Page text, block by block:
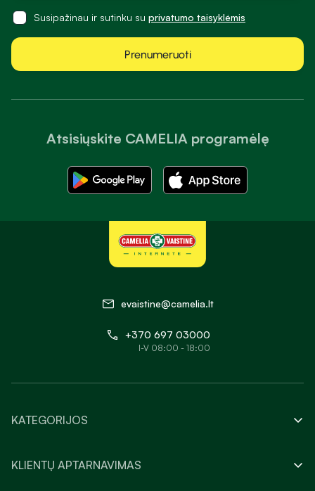
Atsisiųskite CAMELIA programėlę
Susipažinau ir sutinku su privatumo taisyklėmis
Prenumeruoti
evaistine@camelia.lt
+370 697 03000
I-V 08:00 - 18:00
KATEGORIJOS
KLIENTŲ APTARNAVIMAS